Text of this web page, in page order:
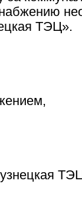
ТЭЦ».